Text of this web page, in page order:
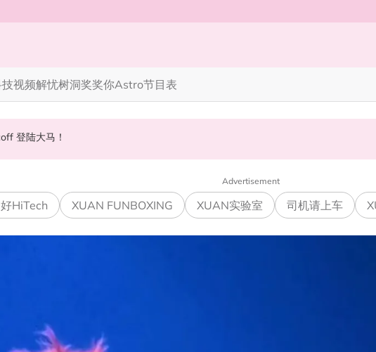
视频解忧树洞奖奖你Astro节目表
曝光！“替完蜘蛛人，马上又去演忍者”
登陆大马！
专场 《笑笑笑笑丧》”！10月31日登场
Advertisement
HiTech XUAN FUNBOXING XUAN实验室 司机请上车